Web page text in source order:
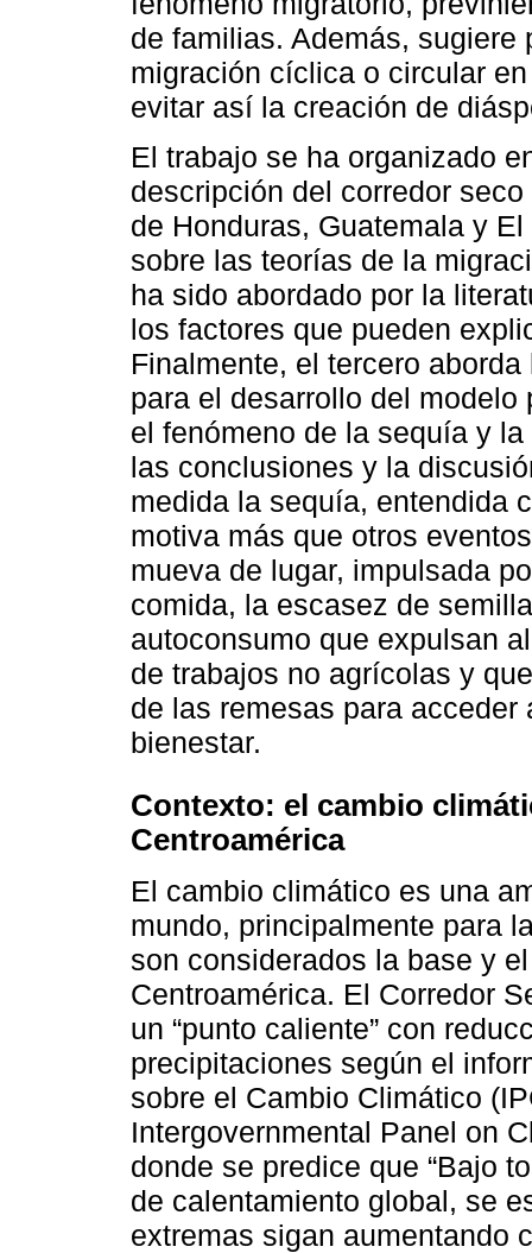
de familias. Además,
migración cíclica o circular
evitar así la creación de
El trabajo se ha organizado
descripción del corredor
de Honduras, Guatemala y
sobre las teorías de la
ha sido abordado por la
los factores que pueden
Finalmente, el tercero
para el desarrollo del
el fenómeno de la sequía y
las conclusiones y la
medida la sequía, entendida
motiva más que otros
mueva de lugar, impulsada
comida, la escasez de
autoconsumo que expulsan
de trabajos no agrícolas y
de las remesas para
bienestar.
Contexto: el cambio
Centroamérica
El cambio climático es una
mundo, principalmente para
son considerados la base y
Centroamérica. El Corredor
un “punto caliente” con
precipitaciones según el
sobre el Cambio Climático
Intergovernmental Panel on
donde se predice que “Bajo
de calentamiento global, se
extremas sigan aumentando